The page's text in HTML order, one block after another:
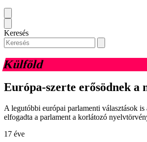
Keresés
Külföld
Európa-szerte erősödnek a
A legutóbbi európai parlamenti választások
elfogadta a parlament a korlátozó
17 éve